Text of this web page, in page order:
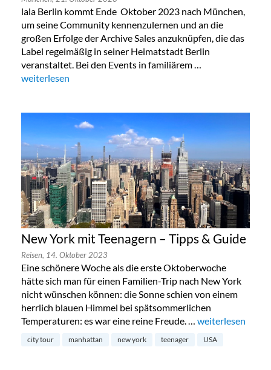
lala Berlin kommt Ende Oktober 2023 nach München,
um seine Community kennenzulernen und an die
großen Erfolge der Archive Sales anzuknüpfen, die das
Label regelmäßig in seiner Heimatstadt Berlin
veranstaltet. Bei den Events in familiärem …
„Lala Berlin Flash Sale in München 24. bis 26.Oktober 2023“
weiterlesen
New York mit Teenagern – Tipps & Guide
Reisen, 14. Oktober 2023
Eine schönere Woche als die erste Oktoberwoche
hätte sich man für einen Familien-Trip nach New York
nicht wünschen können: die Sonne schien von einem
herrlich blauen Himmel bei spätsommerlichen
Temperaturen: es war eine reine Freude. … „New York mit
weiterlesen
city tour manhattan new york teenager USA